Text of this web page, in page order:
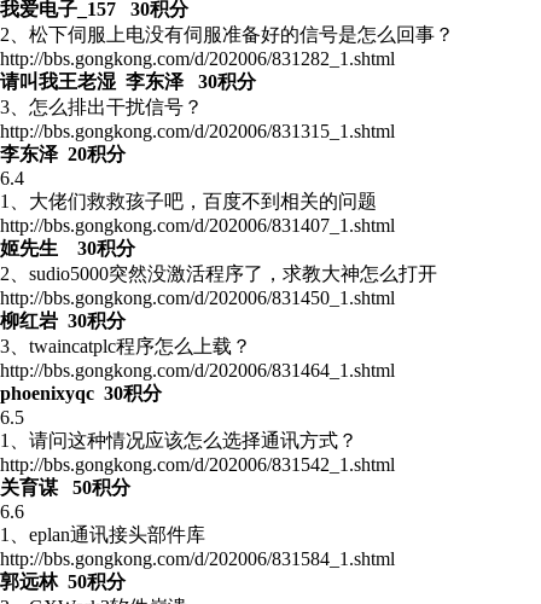
我爱电子_157 30积分
2、松下伺服上电没有伺服准备好的信号是怎么回事？
http://bbs.gongkong.com/d/202006/831282_1.shtml
请叫我王老湿 李东泽 30积分
3、怎么排出干扰信号？
http://bbs.gongkong.com/d/202006/831315_1.shtml
李东泽 20积分
6.4
1、大佬们救救孩子吧，百度不到相关的问题
http://bbs.gongkong.com/d/202006/831407_1.shtml
姬先生 30积分
2、sudio5000突然没激活程序了，求教大神怎么打开
http://bbs.gongkong.com/d/202006/831450_1.shtml
柳红岩 30积分
3、twaincatplc程序怎么上载？
http://bbs.gongkong.com/d/202006/831464_1.shtml
phoenixyqc 30积分
6.5
1、请问这种情况应该怎么选择通讯方式？
http://bbs.gongkong.com/d/202006/831542_1.shtml
关育谋 50积分
6.6
1、eplan通讯接头部件库
http://bbs.gongkong.com/d/202006/831584_1.shtml
郭远林 50积分